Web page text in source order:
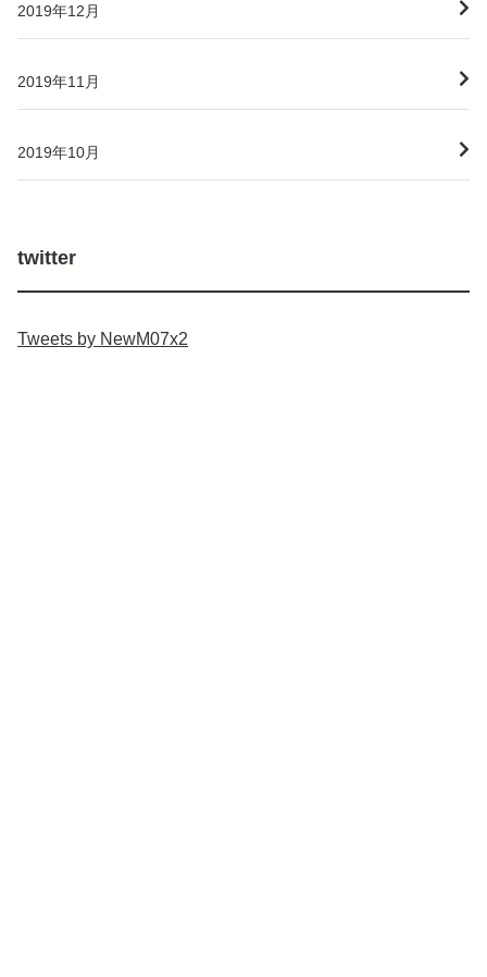
2019年12月
2019年11月
2019年10月
twitter
Tweets by NewM07x2